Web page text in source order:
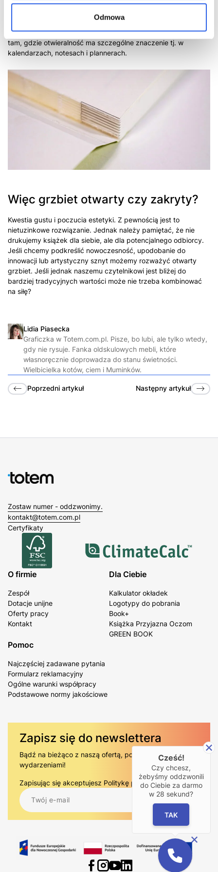
Odmowa
Jedną z największych zalet oprawy szwajcarskiej jest jej
okładziną, takie publikacje możemy otwierać praktycznie na
płasko. Możemy więc ją stosować z powodzeniem wszędzie
tam, gdzie otwieralność ma szczególne znaczenie tj. w
kalendarzach, notesach i plannerach.
Więc grzbiet otwarty czy zakryty?
Kwestia gustu i poczucia estetyki. Z pewnością jest to
nietuzinkowe rozwiązanie. Jednak należy pamiętać, że nie
drukujemy książek dla siebie, ale dla potencjalnego odbiorcy.
Jeśli chcemy podkreślić nowoczesność, upodobanie do
innowacji lub artystyczny sznyt możemy rozważyć otwarty
grzbiet. Jeśli jednak naszemu czytelnikowi jest bliżej do
bardziej tradycyjnych wartości może nie trzeba kombinować
na siłę?
Lidia Piasecka
Graficzka w Totem.com.pl. Pisze, bo lubi, ale tylko wtedy,
gdy nie rysuje. Fanka oldskulowych mebli, które
własnoręcznie doprowadza do stanu świetności.
Wielbicielka kotów, ciem i Muminków.
Poprzedni artykuł Następny artykuł
Zostaw numer - oddzwonimy.
kontakt@totem.com.pl
Certyfikaty
O firmie
Zespół
Dotacje unijne
Oferty pracy
Kontakt
Dla Ciebie
Kalkulator okładek
Logotypy do pobrania
Book+
Książka Przyjazna Oczom
GREEN BOOK
Pomoc
Najczęściej zadawane pytania
Formularz reklamacyjny
Ogólne warunki współpracy
Podstawowe normy jakościowe
Zapisz się do newslettera
Bądź na bieżąco z naszą ofertą, poradami i
wydarzeniami!
Zapisując się akceptujesz Politykę prywatności..
Cześć!
Czy chcesz,
żebyśmy oddzwonili
do Ciebie za darmo
w 28 sekund?
TAK